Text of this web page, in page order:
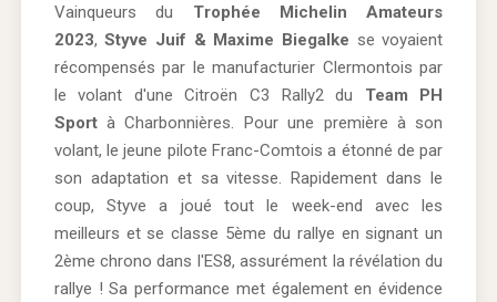
Vainqueurs du Trophée Michelin Amateurs
2023,Styve Juif & Maxime Biegalke se voyaient
récompensés par le manufacturier Clermontois par
le volant d'une Citroën C3 Rally2 du Team PH
Sportà Charbonnières. Pour une première à son
volant, le jeune pilote Franc-Comtois a étonné de par
son adaptation et sa vitesse. Rapidement dans le
coup, Styve a joué tout le week-end avec les
meilleurs et se classe 5ème du rallye en signant un
2ème chrono dans l'ES8, assurément la révélation du
rallye ! Sa performance met également en évidence